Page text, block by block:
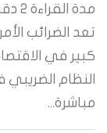
مدة القراءة 2
تعد الضرائب
كبير في
النظام الضريبي
مباشرة...